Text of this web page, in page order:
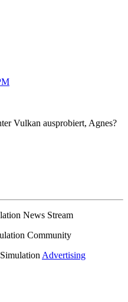
Vulkan ausprobiert, Agnes?
News Stream
Community
Advertising